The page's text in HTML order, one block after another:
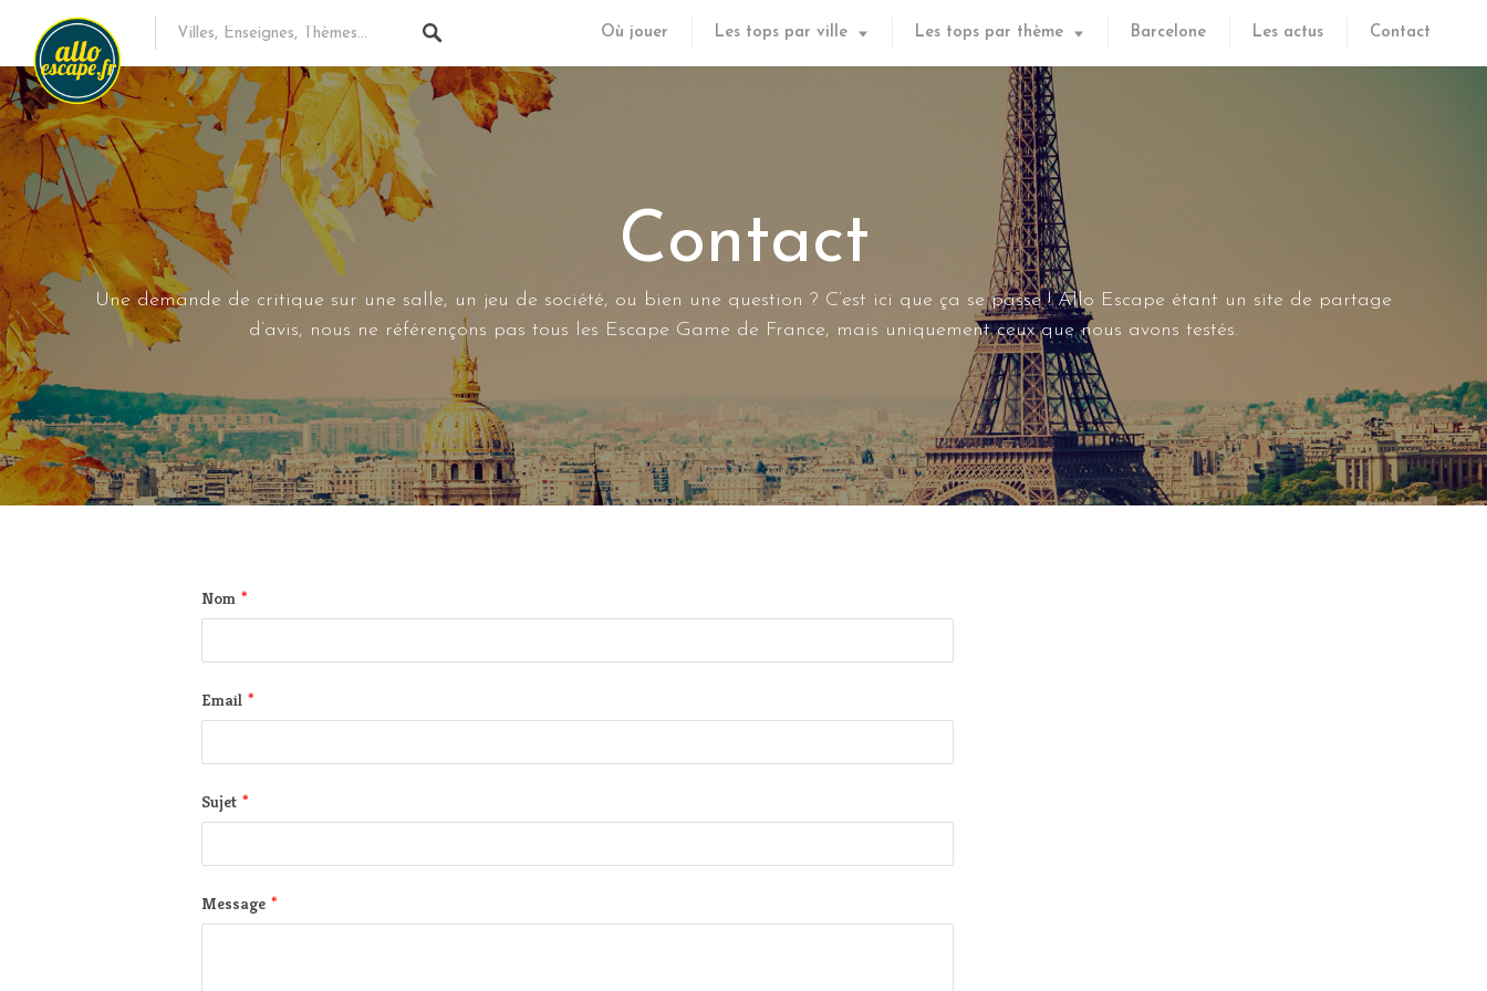
Où jouer Les tops par ville Les tops par thème Barcelone Les actus Contact
Contact
Une demande de critique sur une salle, un jeu de société, ou bien une question ? C’est ici que ça se passe ! Allo Escape étant un site de partage
d’avis, nous ne référençons pas tous les Escape Game de France, mais uniquement ceux que nous avons testés.
Nom *
Email *
Sujet *
Message *